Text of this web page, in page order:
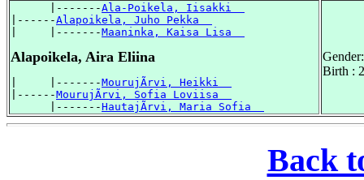
      |-------
Ala-Poikela, Iisakki
|------Alapoikela, Juho Pekka
|     |-------Maaninka, Kaisa Lisa
Alapoikela, Aira Eliina
|     |-------MourujÃrvi, Heikki
|------MourujÃrvi, Sofia Loviisa
      |-------
HautajÃrvi, Maria Sofia
Birth :
Back